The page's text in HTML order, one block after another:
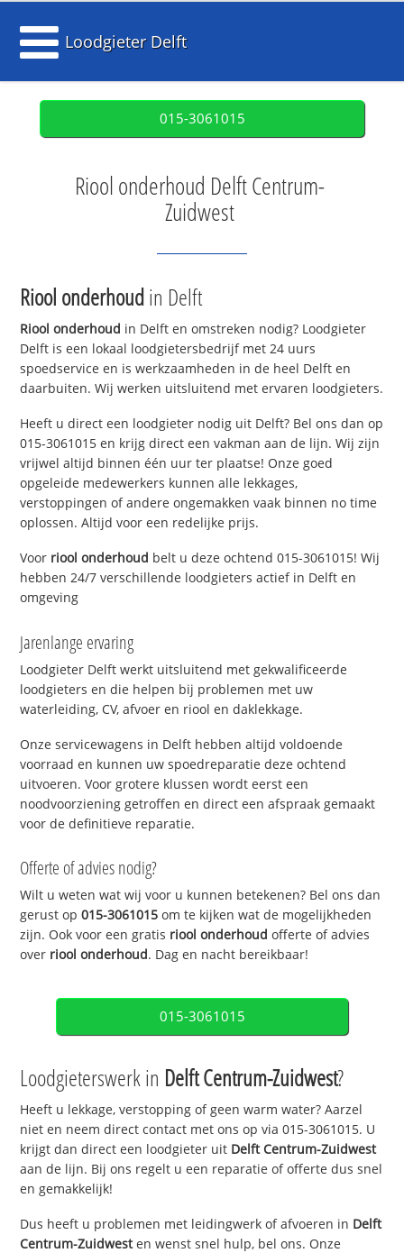
Loodgieter Delft
015-3061015
Riool onderhoud Delft Centrum-
Zuidwest
Riool onderhoudin Delft
Riool onderhoud in Delft en omstreken nodig? Loodgieter
Delft is een lokaal loodgietersbedrijf met 24 uurs
spoedservice en is werkzaamheden in de heel Delft en
daarbuiten. Wij werken uitsluitend met ervaren loodgieters.
Heeft u direct een loodgieter nodig uit Delft? Bel ons dan op
015-3061015 en krijg direct een vakman aan de lijn. Wij zijn
vrijwel altijd binnen één uur ter plaatse! Onze goed
opgeleide medewerkers kunnen alle lekkages,
verstoppingen of andere ongemakken vaak binnen no time
oplossen. Altijd voor een redelijke prijs.
Voor riool onderhoud belt u deze ochtend 015-3061015! Wij
hebben 24/7 verschillende loodgieters actief in Delft en
omgeving
Jarenlange ervaring
Loodgieter Delft werkt uitsluitend met gekwalificeerde
loodgieters en die helpen bij problemen met uw
waterleiding, CV, afvoer en riool en daklekkage.
Onze servicewagens in Delft hebben altijd voldoende
voorraad en kunnen uw spoedreparatie deze ochtend
uitvoeren. Voor grotere klussen wordt eerst een
noodvoorziening getroffen en direct een afspraak gemaakt
voor de definitieve reparatie.
Offerte of advies nodig?
Wilt u weten wat wij voor u kunnen betekenen? Bel ons dan
gerust op015-3061015 om te kijken wat de mogelijkheden
zijn. Ook voor een gratis riool onderhoud offerte of advies
over riool onderhoud. Dag en nacht bereikbaar!
015-3061015
Loodgieterswerk in Delft Centrum-Zuidwest?
Heeft u lekkage, verstopping of geen warm water? Aarzel
niet en neem direct contact met ons op via 015-3061015. U
krijgt dan direct een loodgieter uit Delft Centrum-Zuidwest
aan de lijn. Bij ons regelt u een reparatie of offerte dus snel
en gemakkelijk!
Dus heeft u problemen met leidingwerk of afvoeren in Delft
Centrum-Zuidwesten wenst snel hulp, bel ons. Onze